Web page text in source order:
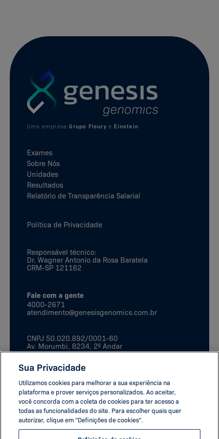
Uma empresaGrupo Fleury e Einstein
Exames
Sobre Nós
Unidades
Resultados
Relatório de Transparência Salarial
Política de Privacidade
Responsável técnico:
Dr. Wagner Antonio da Rosa Baratela
CRM-SP 121162
Fale com a gente
4000-2671
atendimento@genesisgenomics.com.br
CNPJ 50.020.892/0001-60
Av. Morumbi, 8234, 2º Andar
São Paulo, SP
Sua Privacidade
Utilizamos cookies para melhorar a sua experiência na
plataforma e prover serviços personalizados. Ao aceitar,
você concorda com a coleta de cookies para ter acesso a
todas as funcionalidades do site. Para escolher quais quer
autorizar, clique em "Definições de cookies".